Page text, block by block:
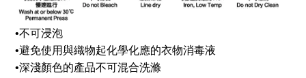
•不可浸泡
•避免使用與織物起化學化應的衣物消毒液
•深淺顏色的產品不可混合洗滌